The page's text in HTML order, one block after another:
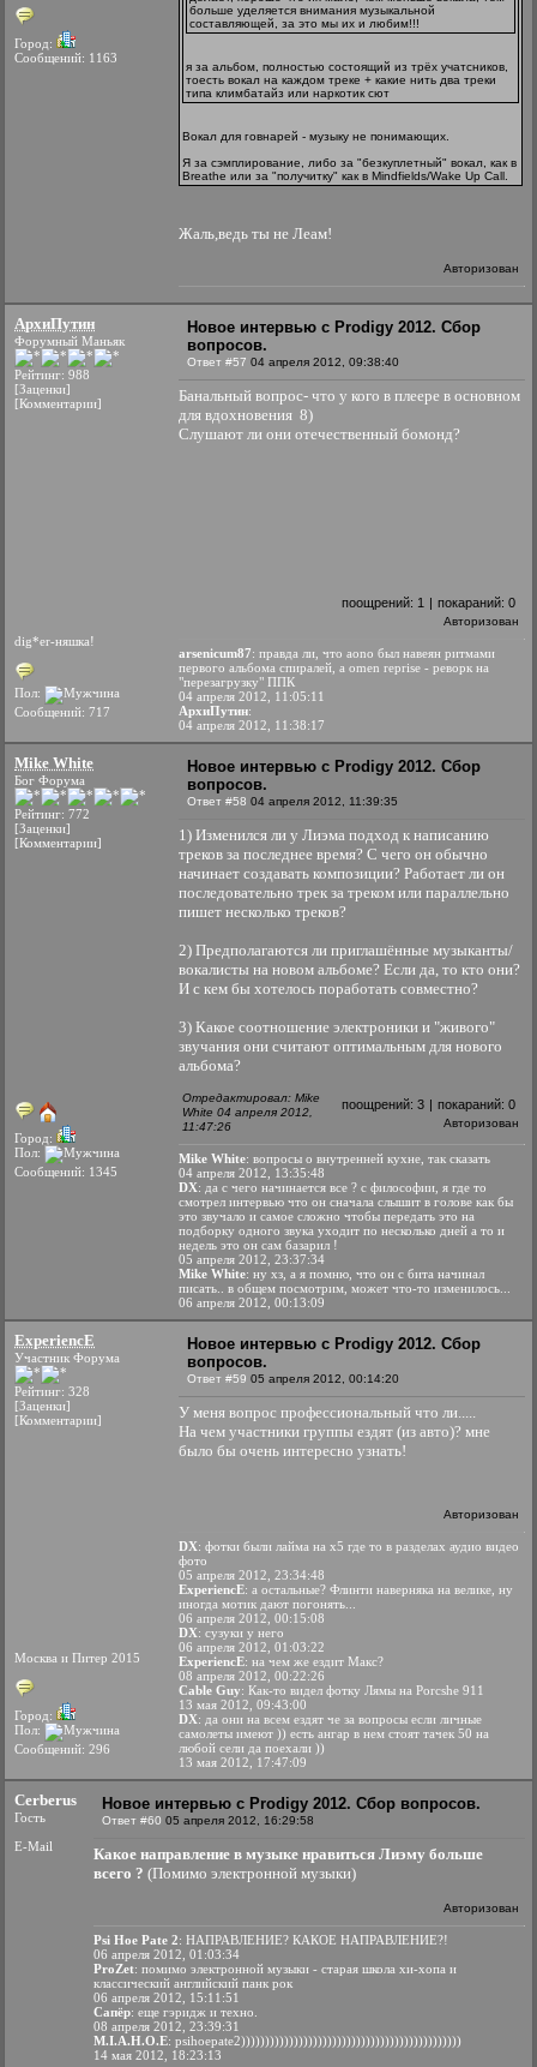
Город:
Сообщений: 1163
больше уделяется внимания музыкальной
составляющей, за это мы их и любим!!!
я за альбом, полностью состоящий из трёх учатсников,
тоесть вокал на каждом треке + какие нить два треки
типа климбатайз или наркотик сют
Вокал для говнарей - музыку не понимающих.
Я за сэмплирование, либо за "безкуплетный" вокал, как в
Breathe или за "получитку" как в Mindfields/Wake Up Call.
Жаль,ведь ты не Леам!
Авторизован
АрхиПутин
Форумный Маньяк
Рейтинг: 988
[Заценки]
[Комментарии]
dig*er-няшка!
Пол:
Сообщений: 717
Новое интервью с Prodigy 2012. Сбор
вопросов.
Ответ #57 04 апреля 2012, 09:38:40
Банальный вопрос- что у кого в плеере в основном
для вдохновения 8)
Слушают ли они отечественный бомонд?
поощрений: 1 | покараний: 0
Авторизован
arsenicum87: правда ли, что aono был навеян ритмами
первого альбома спиралей, а omen reprise - реворк на
"перезагрузку" ППК
04 апреля 2012, 11:05:11
АрхиПутин:
04 апреля 2012, 11:38:17
Mike White
Бог Форума
Рейтинг: 772
[Заценки]
[Комментарии]
Город:
Пол:
Сообщений: 1345
Новое интервью с Prodigy 2012. Сбор
вопросов.
Ответ #58 04 апреля 2012, 11:39:35
1) Изменился ли у Лиэма подход к написанию
треков за последнее время? С чего он обычно
начинает создавать композиции? Работает ли он
последовательно трек за треком или параллельно
пишет несколько треков?
2) Предполагаются ли приглашённые музыканты/
вокалисты на новом альбоме? Если да, то кто они?
И с кем бы хотелось поработать совместно?
3) Какое соотношение электроники и "живого"
звучания они считают оптимальным для нового
альбома?
Отредактировал: Mike
White 04 апреля 2012,
11:47:26
поощрений: 3 | покараний: 0
Авторизован
Mike White: вопросы о внутренней кухне, так сказать
04 апреля 2012, 13:35:48
DX: да с чего начинается все ? с философии, я где то
смотрел интервью что он сначала слышит в голове как бы
это звучало и самое сложно чтобы передать это на
подборку одного звука уходит по несколько дней а то и
недель это он сам базарил !
05 апреля 2012, 23:37:34
Mike White: ну хз, а я помню, что он с бита начинал
писать.. в общем посмотрим, может что-то изменилось...
06 апреля 2012, 00:13:09
ExperiencE
Участник Форума
Рейтинг: 328
[Заценки]
[Комментарии]
Москва и Питер 2015
Город:
Пол:
Сообщений: 296
Новое интервью с Prodigy 2012. Сбор
вопросов.
Ответ #59 05 апреля 2012, 00:14:20
У меня вопрос профессиональный что ли.....
На чем участники группы ездят (из авто)? мне
было бы очень интересно узнать!
Авторизован
DX: фотки были лайма на х5 где то в разделах аудио видео
фото
05 апреля 2012, 23:34:48
ExperiencE: а остальные? Флинти наверняка на велике, ну
иногда мотик дают погонять...
06 апреля 2012, 00:15:08
DX: сузуки у него
06 апреля 2012, 01:03:22
ExperiencE: на чем же ездит Макс?
08 апреля 2012, 00:22:26
Cable Guy: Как-то видел фотку Лямы на Porcshe 911
13 мая 2012, 09:43:00
DX: да они на всем ездят че за вопросы если личные
самолеты имеют )) есть ангар в нем стоят тачек 50 на
любой сели да поехали ))
13 мая 2012, 17:47:09
Cerberus
Гость
E-Mail
Новое интервью с Prodigy 2012. Сбор вопросов.
Ответ #60 05 апреля 2012, 16:29:58
Какое направление в музыке нравиться Лиэму больше
всего ? (Помимо электронной музыки)
Авторизован
Psi Hoe Pate 2: НАПРАВЛЕНИЕ? КАКОЕ НАПРАВЛЕНИЕ?!
06 апреля 2012, 01:03:34
ProZet: помимо электронной музыки - старая школа хи-хопа и
классический английский панк рок
06 апреля 2012, 15:11:51
Сапёр: еще гэридж и техно.
08 апреля 2012, 23:39:31
М.I.А.H.О.Е: psihoepate2))))))))))))))))))))))))))))))))))))))))))))))
14 мая 2012, 18:23:13